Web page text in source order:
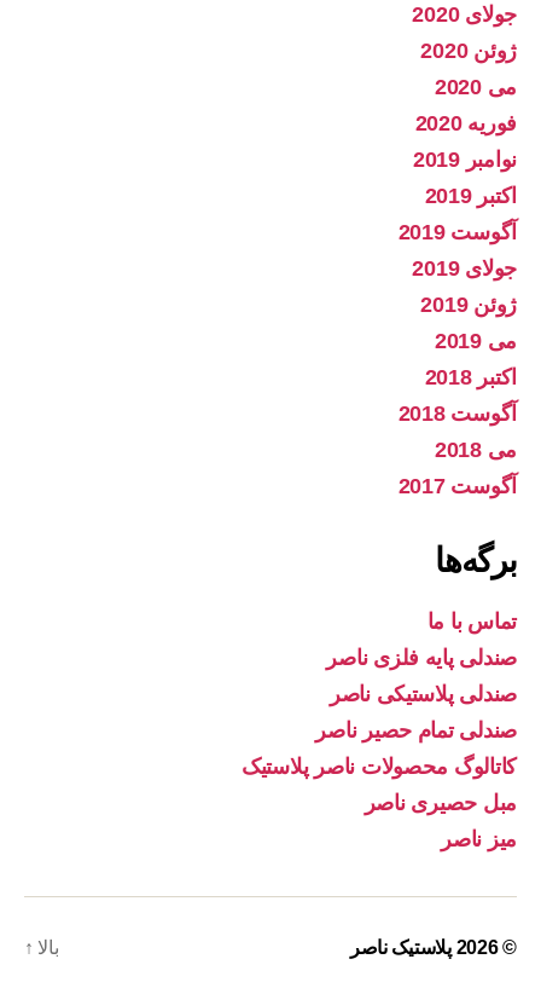
جولای 2020
ژوئن 2020
می 2020
فوریه 2020
نوامبر 2019
اکتبر 2019
آگوست 2019
جولای 2019
ژوئن 2019
می 2019
اکتبر 2018
آگوست 2018
می 2018
آگوست 2017
برگه‌ها
تماس با ما
صندلی پایه فلزی ناصر
صندلی پلاستیکی ناصر
صندلی تمام حصیر ناصر
کاتالوگ محصولات ناصر پلاستیک
مبل حصیری ناصر
میز ناصر
© 2026 پلاستیک ناصر بالا ↑